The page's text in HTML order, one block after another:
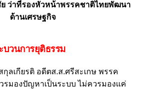
ว่าที่รองหัวหน้าพรรคชาติไทยพัฒนา
ด้านเศรษฐกิจ
บวนการยุติธรรม
ลเกียรติ อดีตส.ส.ศรีสะเกษ พรรค
รมองปัญหาเป็นระบบ ไม่ควรมองแค่